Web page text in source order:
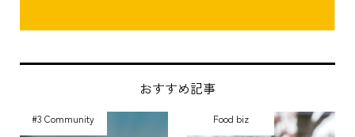
おすすめ記事
#3 Community